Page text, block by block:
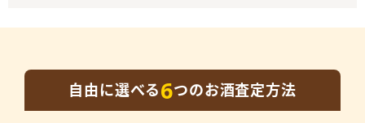
自由に選べる6つのお酒査定方法